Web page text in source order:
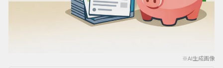
※AI生成画像